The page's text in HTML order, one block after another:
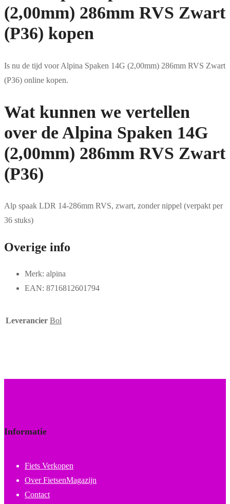
(2,00mm) 286mm RVS Zwart
(P36) kopen
Is nu de tijd voor Alpina Spaken 14G (2,00mm) 286mm RVS Zwart
(P36) online kopen.
Wat kunnen we vertellen
over de Alpina Spaken 14G
(2,00mm) 286mm RVS Zwart
(P36)
Alp spaak LDR 14-286mm RVS, zwart, zonder nippel (verpakt per
36 stuks)
Overige info
Merk: alpina
EAN: 8716812601794
Leverancier Bol
Informatie
Fiets Verkopen
Over FietsenMagazijn
Contact